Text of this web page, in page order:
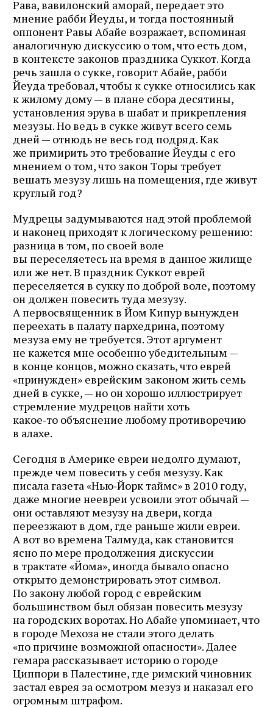
Рава, вавилонский аморай, передает это
мнение рабби Йеуды, и тогда постоянный
оппонент Равы Абайе возражает, вспоминая
аналогичную дискуссию о том, что есть дом,
в контексте законов праздника Суккот. Когда
речь зашла о сукке, говорит Абайе, рабби
Йеуда требовал, чтобы к сукке относились как
к жилому дому — в плане сбора десятины,
установления эрува в шабат и прикрепления
мезузы. Но ведь в сукке живут всего семь
дней — отнюдь не весь год подряд. Как
же примирить это требование Йеуды с его
мнением о том, что закон Торы требует
вешать мезузу лишь на помещения, где живут
круглый год?
Мудрецы задумываются над этой проблемой
и наконец приходят к логическому решению:
разница в том, по своей воле
вы переселяетесь на время в данное жилище
или же нет. В праздник Суккот еврей
переселяется в сукку по доброй воле, поэтому
он должен повесить туда мезузу.
А первосвященник в Йом Кипур вынужден
переехать в палату пархедрина, поэтому
мезуза ему не требуется. Этот аргумент
не кажется мне особенно убедительным —
в конце концов, можно сказать, что еврей
«принужден» еврейским законом жить семь
дней в сукке, — но он хорошо иллюстрирует
стремление мудрецов найти хоть
какое‑то объяснение любому противоречию
в алахе.
Сегодня в Америке евреи недолго думают,
прежде чем повесить у себя мезузу. Как
писала газета «Нью‑Йорк таймс» в 2010 году,
даже многие неевреи усвоили этот обычай —
они оставляют мезузу на двери, когда
переезжают в дом, где раньше жили евреи.
А вот во времена Талмуда, как становится
ясно по мере продолжения дискуссии
в трактате «Йома», иногда бывало опасно
открыто демонстрировать этот символ.
По закону любой город с еврейским
большинством был обязан повесить мезузу
на городских воротах. Но Абайе упоминает, что
в городе Мехоза не стали этого делать
«по причине возможной опасности». Далее
гемара рассказывает историю о городе
Циппори в Палестине, где римский чиновник
застал еврея за осмотром мезуз и наказал его
огромным штрафом.